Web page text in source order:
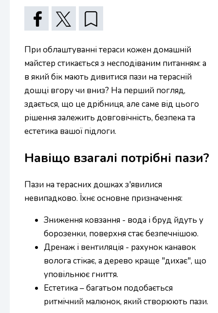
При облаштуванні тераси кожен домашній
майстер стикається з несподіваним питанням: а
в який бік мають дивитися пази на терасній
дошці вгору чи вниз? На перший погляд,
здається, що це дрібниця, але саме від цього
рішення залежить довговічність, безпека та
естетика вашої підлоги.
Навіщо взагалі потрібні пази?
Пази на терасних дошках з'явилися
невипадково. Їхнє основне призначення:
Зниження ковзання - вода і бруд йдуть у
борозенки, поверхня стає безпечнішою.
Дренаж і вентиляція - рахунок канавок
волога стікає, а дерево краще "дихає", що
уповільнює гниття.
Естетика – багатьом подобається
ритмічний малюнок, який створюють пази.